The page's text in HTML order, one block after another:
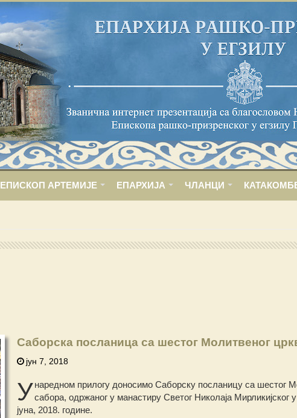
ЕПИСКОП АРТЕМИЈЕ ЕПАРХИЈА ЧЛАНЦИ
Саборска посланица са шестог Молитвеног
јун 7, 2018
У наредном прилогу доносимо Саборску посланицу са шестог
сабора, одржаног у манастиру Светог Николаја Мирликијског
јуна, 2018. године.